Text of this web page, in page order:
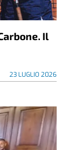
Il
23 LUGLIO 2026